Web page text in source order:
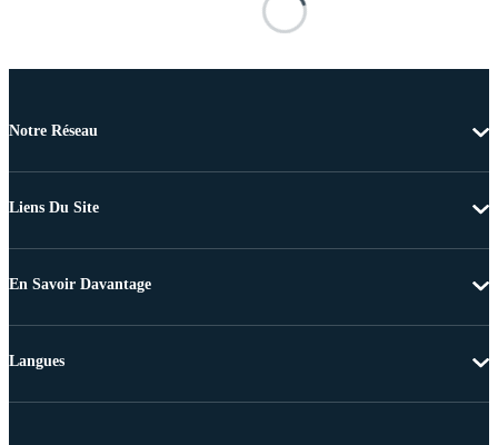
Notre Réseau
Liens Du Site
En Savoir Davantage
Langues